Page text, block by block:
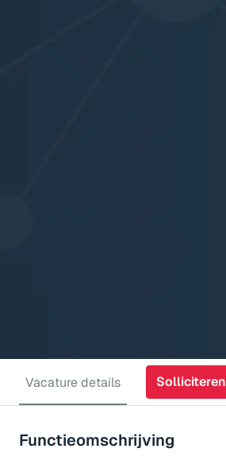
Vacature details Solliciteren
Functieomschrijving